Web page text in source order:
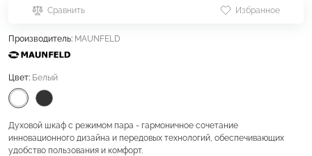
Сравнить Избранное
Производитель: MAUNFELD
Цвет: Белый
Духовой шкаф с режимом пара - гармоничное сочетание
инновационного дизайна и передовых технологий, обеспечивающих
удобство пользования и комфорт.